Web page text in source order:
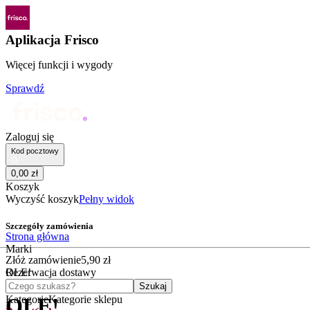
Aplikacja Frisco
Więcej funkcji i wygody
Sprawdź
Zaloguj się
Kod pocztowy
0,00 zł
Koszyk
Wyczyść koszykPełny widok
Szczegóły zamówienia
Złóż zamówienie5,90 zł
Rezerwacja dostawy
Czego szukasz?
Szukaj
KategorieKategorie sklepu
Strona główna
Marki
OLE!